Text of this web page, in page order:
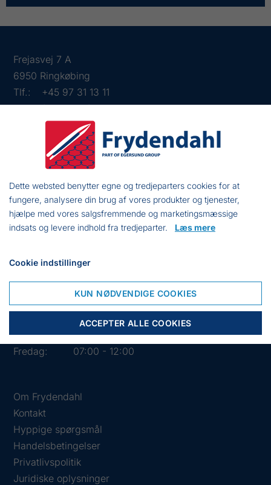
Frejasvej 7 A
6950 Ringkøbing
Tlf.:
+45 97 31 13 11
Mail: fiskenet@frydendahl.com
DK 15891645
Åbningstider i butikken
Mandag:
07:00 - 15:30
Tirsdag:
07:00 - 15:30
07:00 - 15:30
Torsdag:
07:00 - 15:30
Fredag:
07:00 - 12:00
Om Frydendahl
Kontakt
Hyppige spørgsmål
Handelsbetingelser
Privatlivspolitik
Juridiske oplysninger
Dette websted benytter egne og tredjeparters cookies for at
fungere, analysere din brug af vores produkter og tjenester,
hjælpe med vores salgsfremmende og marketingsmæssige
indsats og levere indhold fra tredjeparter. Læs mere
Cookie indstillinger
KUN NØDVENDIGE COOKIES
ACCEPTER ALLE COOKIES